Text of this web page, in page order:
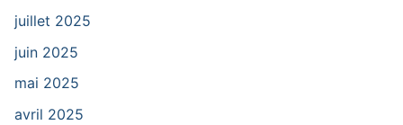
juillet 2025
juin 2025
mai 2025
avril 2025